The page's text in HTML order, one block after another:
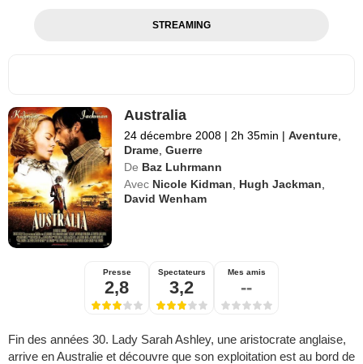
STREAMING
Australia
24 décembre 2008 | 2h 35min | Aventure
Drame ,Guerre
De Baz Luhrmann
Avec Nicole Kidman Hugh Jackman
David Wenham
Presse
2,8
Spectateurs
3,2
Mes amis
--
Fin des années 30. Lady Sarah Ashley, une aristocrate anglaise,
arrive en Australie et découvre que son exploitation est au bord de